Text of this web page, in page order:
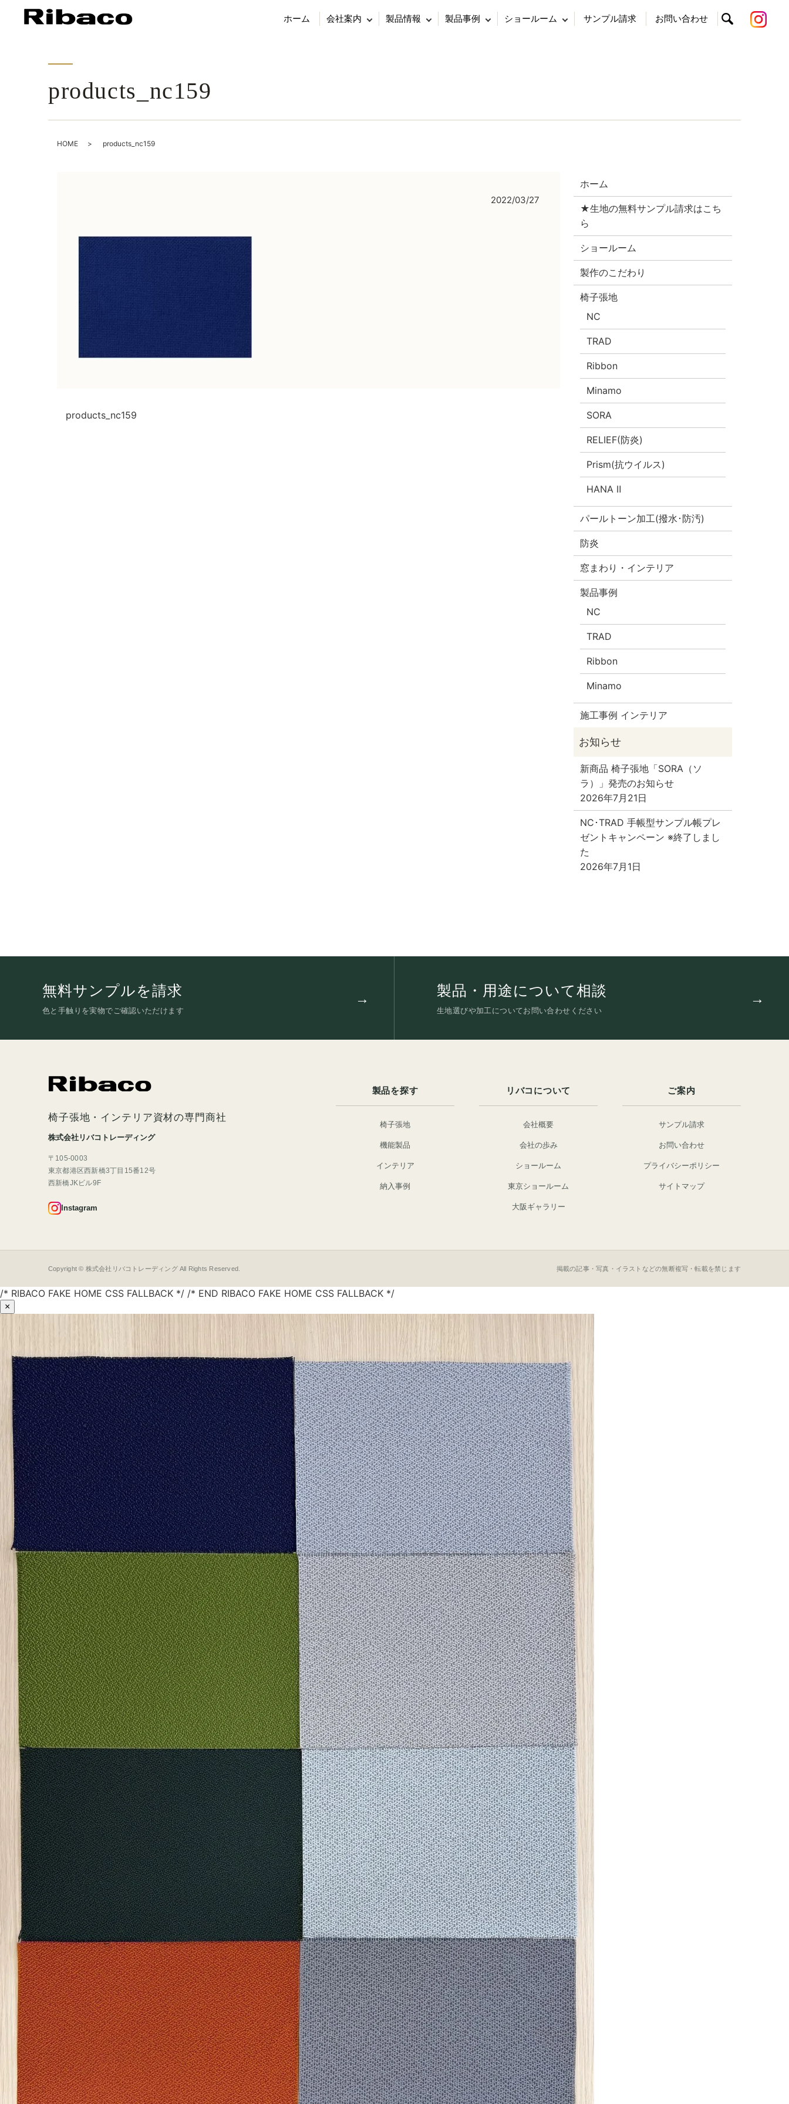
ホーム 会社案内 製品情報 製品事例 ショールーム サンプル請求 お問い合わせ search
products_nc159
HOME products_nc159
2022/03/27
products_nc159
ホーム
★生地の無料サンプル請求はこち
ら
ショールーム
製作のこだわり
椅子張地
NC
TRAD
Ribbon
Minamo
SORA
RELIEF(防炎)
Prism(抗ウイルス)
HANA Ⅱ
パールトーン加工(撥水･防汚)
防炎
窓まわり・インテリア
製品事例
NC
TRAD
Ribbon
Minamo
施工事例 インテリア
新商品 椅子張地「SORA（ソ
ラ）」発売のお知らせ
2026年7月21日
NC･TRAD 手帳型サンプル帳プレ
ゼントキャンペーン ※終了しまし
た
2026年7月1日
無料サンプルを請求
色と手触りを実物でご確認いただけます
製品・用途について相談
生地選びや加工についてお問い合わせください
椅子張地・インテリア資材の専門商社
株式会社リバコトレーディング
〒105-0003
東京都港区西新橋3丁目15番12号
西新橋JKビル9F
Instagram
製品を探す
椅子張地
機能製品
インテリア
納入事例
リバコについて
会社概要
会社の歩み
ショールーム
東京ショールーム
大阪ギャラリー
ご案内
サンプル請求
お問い合わせ
プライバシーポリシー
サイトマップ
Copyright © 株式会社リバコトレーディング All Rights Reserved. 掲載の記事・写真・イラストなどの無断複写・転載を禁じます
/* RIBACO FAKE HOME CSS FALLBACK */ /* END RIBACO FAKE HOME CSS FALLBACK */
×